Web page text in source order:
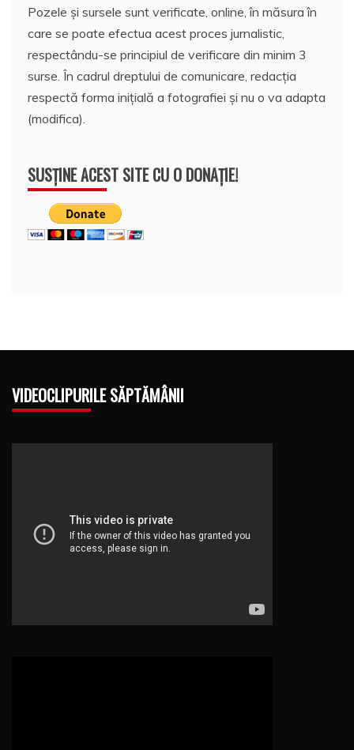
Pozele și sursele sunt verificate, online, în măsura în
care se poate efectua acest proces jurnalistic,
respectându-se principiul de verificare din minim 3
surse. În cadrul dreptului de comunicare, redacția
respectă forma inițială a fotografiei și nu o va adapta
(modifica).
SUSȚINE ACEST SITE CU O DONAȚIE!
VIDEOCLIPURILE SĂPTĂMÂNII